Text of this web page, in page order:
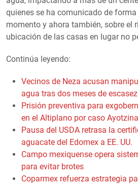
quienes se ha comunicado de
momento y ahora también, sobre el
ubicación de las casas en lugar no
Continúa leyendo:
Vecinos de Neza acusan
agua tras dos meses de escasez
Prisión preventiva para
en el Altiplano por caso
Pausa del USDA retrasa la
aguacate del Edomex a EE. UU.
Campo mexiquense opera
para evitar brotes
Coparmex refuerza estrategia